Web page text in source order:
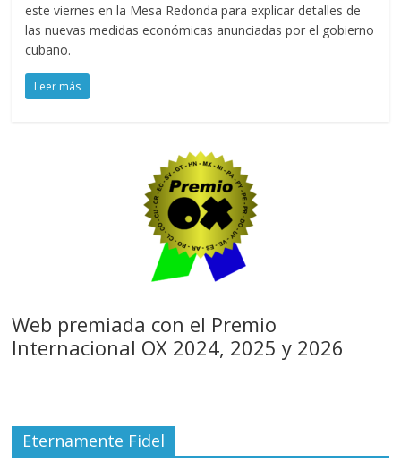
este viernes en la Mesa Redonda para explicar detalles de
las nuevas medidas económicas anunciadas por el gobierno
cubano.
Leer más
Web premiada con el Premio
Internacional OX 2024, 2025 y 2026
Eternamente Fidel